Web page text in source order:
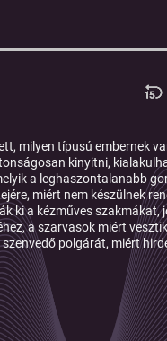
milyen típusú embernek
kinyitni,
a leghaszontalanabb
miért nem készülnek
ki a kézműves szakmákat,
a szarvasok miért
polgárát, miért